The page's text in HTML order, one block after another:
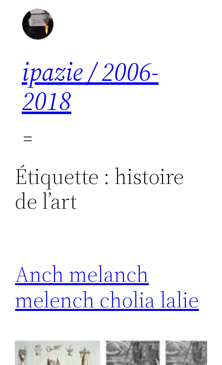
contenu
ipazie / 2006-
2018
Étiquette : histoire
de l’art
Anch melanch
melench cholia lalie